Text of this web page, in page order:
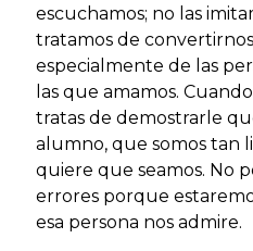
escuchamos; no las
tratamos de
especialmente de las
las que amamos.
tratas de demostrarle
alumno, que somos tan
quiere que seamos. No
errores porque
esa persona nos admire.